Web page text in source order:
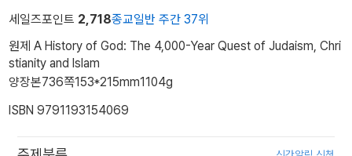
세일즈포인트 2,718종교일반 주간 37위
원제 A History of God: The 4,000-Year Quest of Judaism, Chri
stianity and Islam
양장본736쪽153*215mm1104g
ISBN 9791193154069